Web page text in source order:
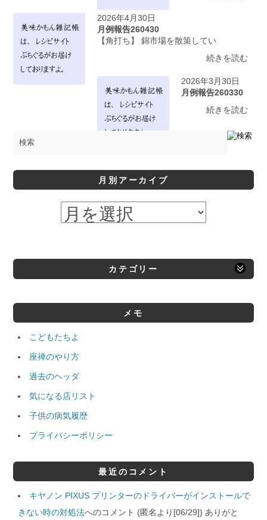
2026年4月30日
月例報告260430
【角打ち】 錦市場を散策してい
続きを読む
2026年3月30日
月例報告260330
続きを読む
月別アーカイブ
カテゴリー
メモ
こどもたちよ
座禅のやり方
過去のヘッダ
気になる店リスト
子供の病気履歴
プライバシーポリシー
最近のコメント
キヤノン PIXUS プリンターのドライバーがインストールで
きない時の対処法へのコメント (匿名より[06/29]) ありがと